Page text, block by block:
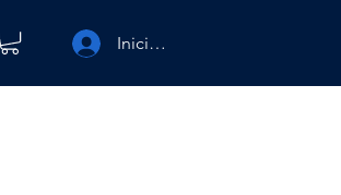
Iniciar sesión